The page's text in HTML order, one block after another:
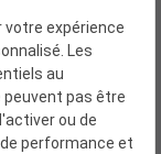
votre expérience
Les
au
pas être
ou de
performance et